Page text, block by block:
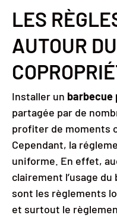
LES
AUTOUR
Installer un barbecue
partagée par de
profiter de moments
Cependant, la
uniforme. En effet,
clairement l’usage
sont les règlements
et surtout le